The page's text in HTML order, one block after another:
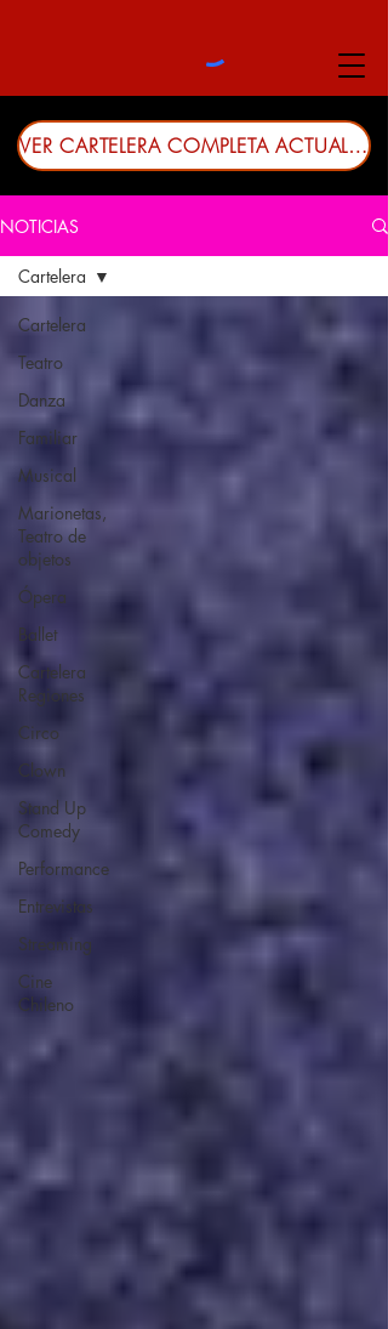
VER CARTELERA COMPLETA ACTUALIZADA
NOTICIAS
Cartelera
Teatro
Danza
Familiar
Musical
Marionetas,
Teatro de
objetos
Ópera
Ballet
Cartelera
Regiones
Circo
Clown
Stand Up
Comedy
Performance
Entrevistas
Streaming
Cine
Chileno
Cartelera